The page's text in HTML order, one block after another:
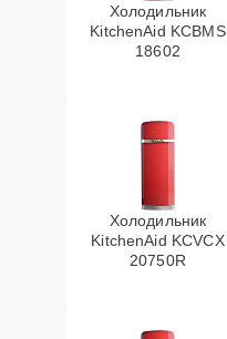
Холодильник
KitchenAid KCBMS
18602
Холодильник
KitchenAid KCVCX
20750R